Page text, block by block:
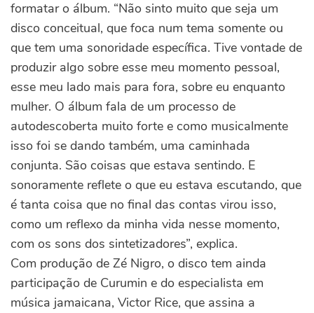
formatar o álbum. “Não sinto muito que seja um
disco conceitual, que foca num tema somente ou
que tem uma sonoridade específica. Tive vontade de
produzir algo sobre esse meu momento pessoal,
esse meu lado mais para fora, sobre eu enquanto
mulher. O álbum fala de um processo de
autodescoberta muito forte e como musicalmente
isso foi se dando também, uma caminhada
conjunta. São coisas que estava sentindo. E
sonoramente reflete o que eu estava escutando, que
é tanta coisa que no final das contas virou isso,
como um reflexo da minha vida nesse momento,
com os sons dos sintetizadores”, explica.
Com produção de Zé Nigro, o disco tem ainda
participação de Curumin e do especialista em
música jamaicana, Victor Rice, que assina a